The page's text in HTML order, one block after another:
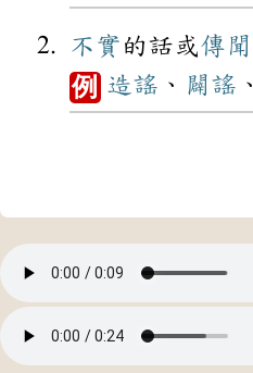
不實 的話或傳聞
例 造謠 、 闢謠 、